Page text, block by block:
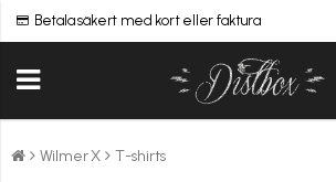
Betala säkert med kort eller faktura
Wilmer X T-shirts